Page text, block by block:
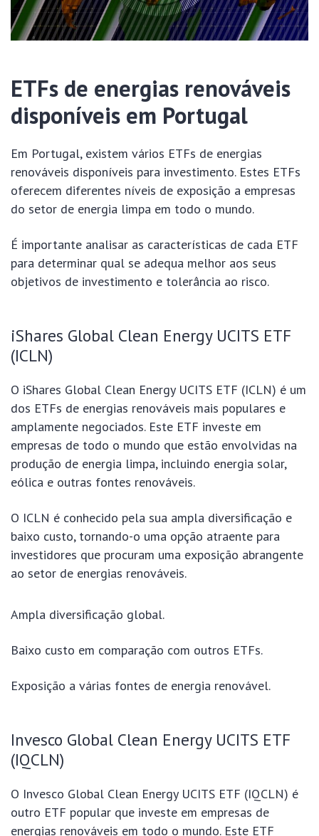
ETFs de energias renováveis
disponíveis em Portugal
Em Portugal, existem vários ETFs de energias
renováveis disponíveis para investimento. Estes ETFs
oferecem diferentes níveis de exposição a empresas
do setor de energia limpa em todo o mundo.
É importante analisar as características de cada ETF
para determinar qual se adequa melhor aos seus
objetivos de investimento e tolerância ao risco.
iShares Global Clean Energy UCITS ETF
(ICLN)
O iShares Global Clean Energy UCITS ETF (ICLN) é um
dos ETFs de energias renováveis mais populares e
amplamente negociados. Este ETF investe em
empresas de todo o mundo que estão envolvidas na
produção de energia limpa, incluindo energia solar,
eólica e outras fontes renováveis.
O ICLN é conhecido pela sua ampla diversificação e
baixo custo, tornando-o uma opção atraente para
investidores que procuram uma exposição abrangente
ao setor de energias renováveis.
Ampla diversificação global.
Baixo custo em comparação com outros ETFs.
Exposição a várias fontes de energia renovável.
Invesco Global Clean Energy UCITS ETF
(IQCLN)
O Invesco Global Clean Energy UCITS ETF (IQCLN) é
outro ETF popular que investe em empresas de
energias renováveis em todo o mundo. Este ETF